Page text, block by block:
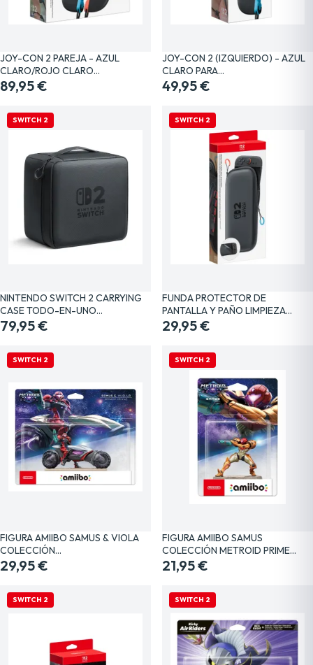
JOY-CON 2 PAREJA - AZUL
CLARO/ROJO CLARO…
89,95 €
JOY-CON 2 (IZQUIERDO) - AZUL
CLARO PARA…
49,95 €
SWITCH 2
NINTENDO SWITCH 2 CARRYING
CASE TODO-EN-UNO…
79,95 €
SWITCH 2
FUNDA PROTECTOR DE
PANTALLA Y PAÑO LIMPIEZA…
29,95 €
SWITCH 2
FIGURA AMIIBO SAMUS & VIOLA
COLECCIÓN…
29,95 €
SWITCH 2
FIGURA AMIIBO SAMUS
COLECCIÓN METROID PRIME…
21,95 €
SWITCH 2 SWITCH 2